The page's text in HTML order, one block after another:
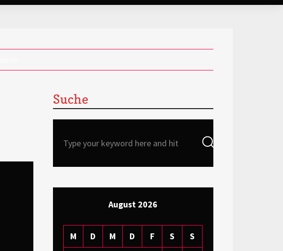
Suche
for:
August 2026
M D M D F S
S